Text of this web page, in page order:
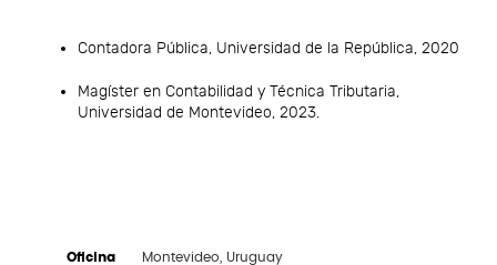
Contadora Pública, Universidad de la República, 2020
Magíster en Contabilidad y Técnica Tributaria,
Universidad de Montevideo, 2023.
Oficina Montevideo, Uruguay